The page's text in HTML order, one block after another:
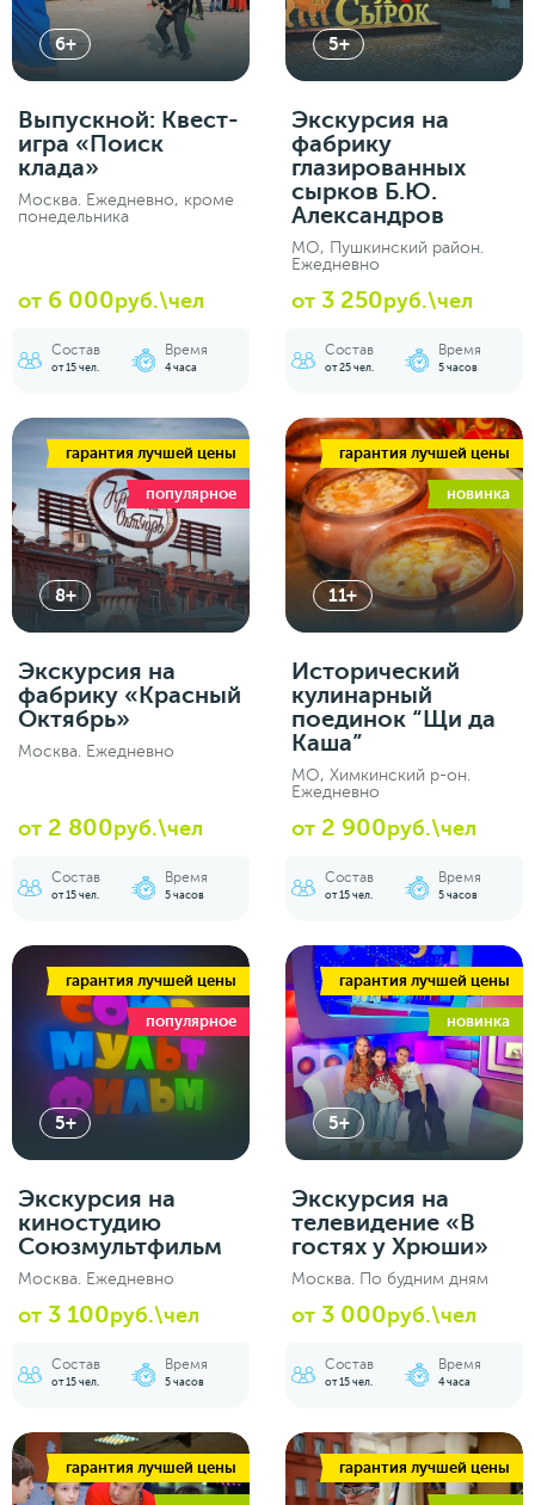
6+
Выпускной: Квест-
игра «Поиск
клада»
Москва. Ежедневно, кроме
понедельника
от 6 000руб.\чел
Состав
от 15 чел.
Время
4 часа
5+
Экскурсия на
фабрику
глазированных
сырков Б.Ю.
Александров
МО, Пушкинский район.
Ежедневно
от 3 250руб.\чел
Состав
от 25 чел.
Время
5 часов
гарантия лучшей цены
популярное
8+
Экскурсия на
фабрику «Красный
Октябрь»
Москва. Ежедневно
от 2 800руб.\чел
Состав
от 15 чел.
Время
5 часов
гарантия лучшей цены
новинка
11+
Исторический
кулинарный
поединок “Щи да
Каша”
МО, Химкинский р-он.
Ежедневно
от 2 900руб.\чел
Состав
от 15 чел.
Время
5 часов
гарантия лучшей цены
популярное
5+
Экскурсия на
киностудию
Союзмультфильм
Москва. Ежедневно
от 3 100руб.\чел
Состав
от 15 чел.
Время
5 часов
гарантия лучшей цены
новинка
5+
Экскурсия на
телевидение «В
гостях у Хрюши»
Москва. По будним дням
от 3 000руб.\чел
Состав
от 15 чел.
Время
4 часа
гарантия лучшей цены гарантия лучшей цены